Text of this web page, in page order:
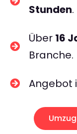
Stunden.
Über 16
Branche.
Angebot